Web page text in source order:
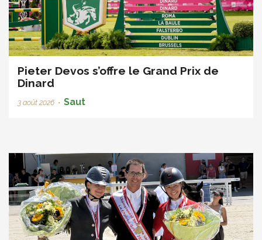
Pieter Devos s’offre le Grand Prix de
Dinard
3 août 2026 • Saut